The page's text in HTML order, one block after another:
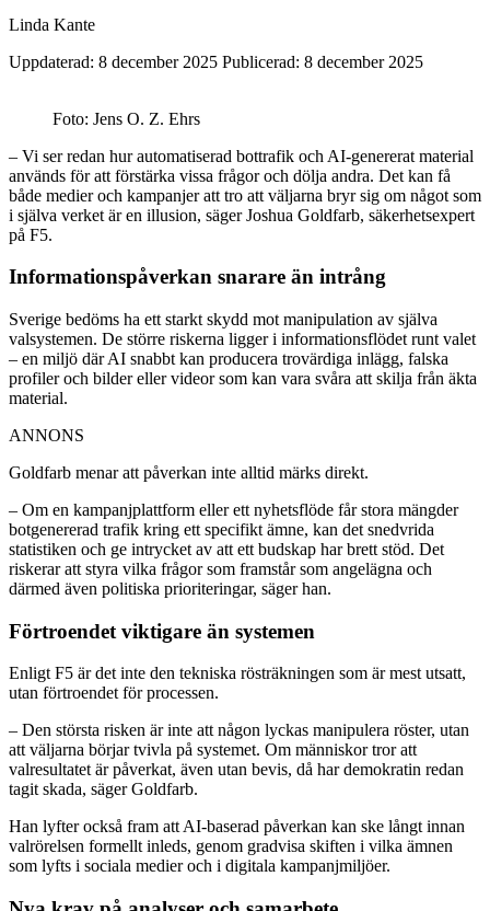
Linda Kante
Uppdaterad: 8 december 2025 Publicerad: 8 december 2025
Foto: Jens O. Z. Ehrs
– Vi ser redan hur automatiserad bottrafik och AI-genererat material
används för att förstärka vissa frågor och dölja andra. Det kan få
både medier och kampanjer att tro att väljarna bryr sig om något som
i själva verket är en illusion, säger Joshua Goldfarb, säkerhetsexpert
på F5.
Informationspåverkan snarare än intrång
Sverige bedöms ha ett starkt skydd mot manipulation av själva
valsystemen. De större riskerna ligger i informationsflödet runt valet
– en miljö där AI snabbt kan producera trovärdiga inlägg, falska
profiler och bilder eller videor som kan vara svåra att skilja från äkta
material.
ANNONS
Goldfarb menar att påverkan inte alltid märks direkt.
– Om en kampanjplattform eller ett nyhetsflöde får stora mängder
botgenererad trafik kring ett specifikt ämne, kan det snedvrida
statistiken och ge intrycket av att ett budskap har brett stöd. Det
riskerar att styra vilka frågor som framstår som angelägna och
därmed även politiska prioriteringar, säger han.
Förtroendet viktigare än systemen
Enligt F5 är det inte den tekniska rösträkningen som är mest utsatt,
utan förtroendet för processen.
– Den största risken är inte att någon lyckas manipulera röster, utan
att väljarna börjar tvivla på systemet. Om människor tror att
valresultatet är påverkat, även utan bevis, då har demokratin redan
tagit skada, säger Goldfarb.
Han lyfter också fram att AI-baserad påverkan kan ske långt innan
valrörelsen formellt inleds, genom gradvisa skiften i vilka ämnen
som lyfts i sociala medier och i digitala kampanjmiljöer.